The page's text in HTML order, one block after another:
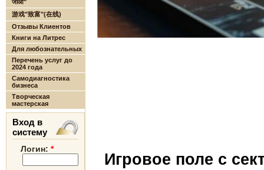
जाओ"
游戏"致富"(在线)
Отзывы Клиентов
Книги на Литрес
Для любознательных
Перечень услуг до
2024 года
Самодиагностика
бизнеса
Творческая
мастерская
Вход в
систему
Логин: *
Игровое поле с